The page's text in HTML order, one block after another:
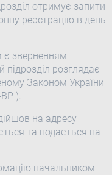
отримує запити
реєстрацію в день
є зверненням
підрозділ розглядає
Законом України
).
на адресу
та подається на
начальником